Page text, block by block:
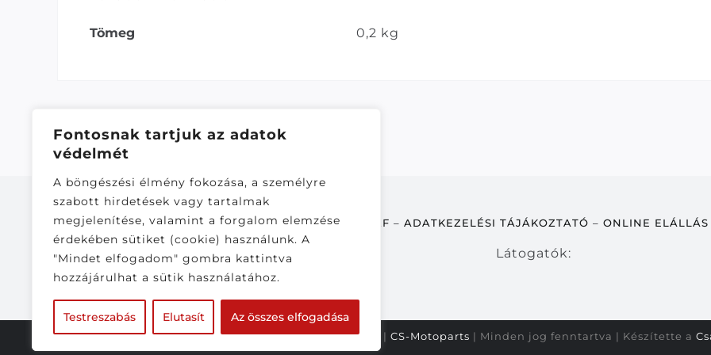
Fontosnak tartjuk az adatok
védelmét
A böngészési élmény fokozása, a személyre
szabott hirdetések vagy tartalmak
megjelenítése, valamint a forgalom elemzése
érdekében sütiket (cookie) használunk. A
"Mindet elfogadom" gombra kattintva
hozzájárulhat a sütik használatához.
Testreszabás Elutasít Az összes elfogadása
Tömeg 0,2 kg
ÁSZF – ADATKEZELÉSI TÁJÁKOZTATÓ – ONLINE ELÁLLÁS
Látogatók:
282,141
© Copyright 2020 - 2026 | CS-Motoparts | Minden jog fenntartva | Készítette a